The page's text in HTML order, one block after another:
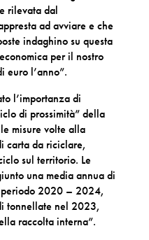
rilevata dal
ad avviare e che
indaghino su questa
per il nostro
euro l’anno”.
l’importanza di
di prossimità” della
misure volte alla
carta da riciclare,
sul territorio. Le
una media annua di
2020 – 2024,
tonnellate nel 2023,
raccolta interna”.